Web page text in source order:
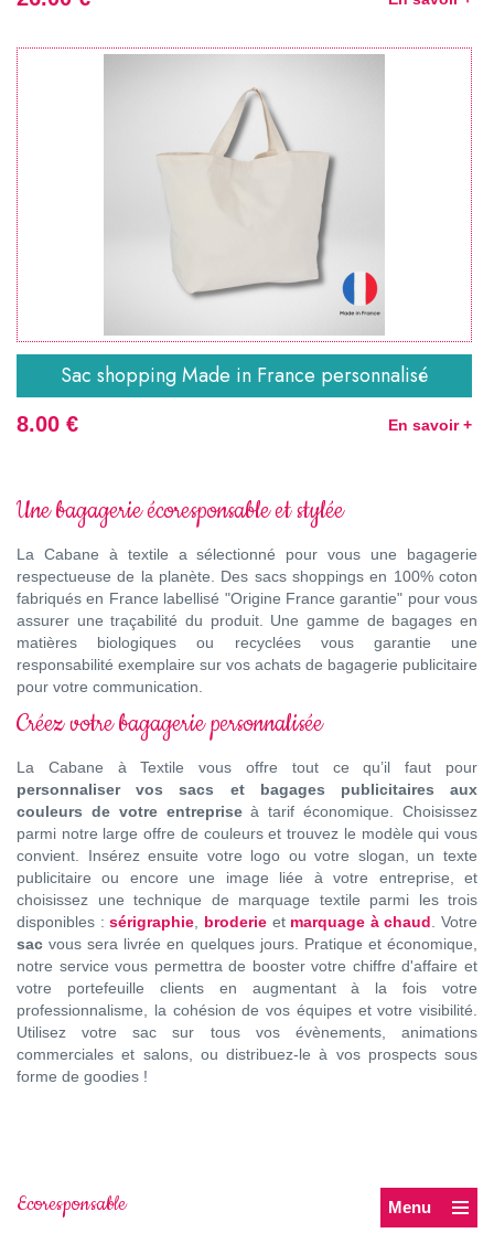
Sac shopping Made in France personnalisé
8.00 € En savoir +
Une bagagerie écoresponsable et stylée
La Cabane à textile a sélectionné pour vous une bagagerie
respectueuse de la planète. Des sacs shoppings en 100% coton
fabriqués en France labellisé "Origine France garantie" pour vous
assurer une traçabilité du produit. Une gamme de bagages en
matières biologiques ou recyclées vous garantie une
responsabilité exemplaire sur vos achats de bagagerie publicitaire
pour votre communication.
Créez votre bagagerie personnalisée
La Cabane à Textile vous offre tout ce qu’il faut pour
personnaliser vos sacs et bagages publicitaires aux
couleurs de votre entrepriseà tarif économique. Choisissez
parmi notre large offre de couleurs et trouvez le modèle qui vous
convient. Insérez ensuite votre logo ou votre slogan, un texte
publicitaire ou encore une image liée à votre entreprise, et
choisissez une technique de marquage textile parmi les trois
disponibles :sérigraphie broderie et marquage à chaud . Votre
sacvous sera livrée en quelques jours. Pratique et économique,
notre service vous permettra de booster votre chiffre d'affaire et
votre portefeuille clients en augmentant à la fois votre
professionnalisme, la cohésion de vos équipes et votre visibilité.
Utilisez votre sac sur tous vos évènements, animations
commerciales et salons, ou distribuez-le à vos prospects sous
forme de goodies !
Ecoresponsable Menu